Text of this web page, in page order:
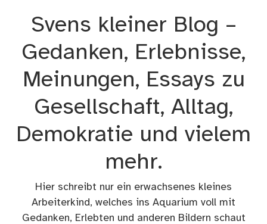
Svens kleiner Blog –
Gedanken, Erlebnisse,
Meinungen, Essays zu
Gesellschaft, Alltag,
Demokratie und vielem
mehr.
Hier schreibt nur ein erwachsenes kleines
Arbeiterkind, welches ins Aquarium voll mit
Gedanken, Erlebten und anderen Bildern schaut